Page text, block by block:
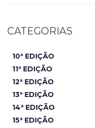
CATEGORIAS
10ª EDIÇÃO
11ª EDIÇÃO
12ª EDIÇÃO
13ª EDIÇÃO
14ª EDIÇÃO
15ª EDIÇÃO